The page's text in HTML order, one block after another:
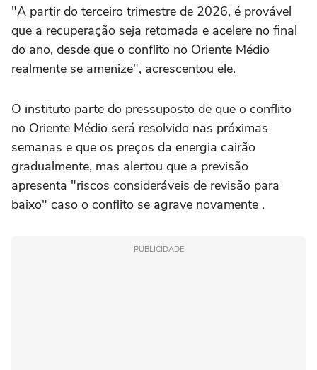
"A partir do terceiro ‌trimestre de 2026, é provável
que a recuperação seja retomada e acelere ‌no final
do ano, desde ⁠que o conflito ⁠no Oriente Médio
realmente se amenize", acrescentou ele.
O instituto parte do pressuposto de que ⁠o conflito
no Oriente Médio será ‌resolvido nas próximas
semanas ‌e que os preços da energia cairão
gradualmente, mas alertou que a previsão
apresenta "riscos consideráveis de revisão para
baixo" caso o conflito se agrave novamente .
PUBLICIDADE